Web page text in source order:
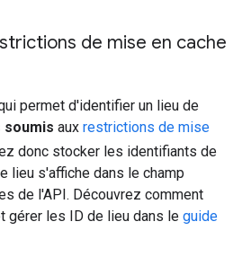
de mise en cache
permet d'identifier un lieu de
soumis aux restrictions de mise
donc stocker les identifiants de
lieu s'affiche dans le champ
de l'API. Découvrez comment
gérer les ID de lieu dans le guide